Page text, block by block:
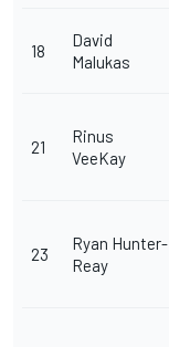
18
David
Malukas
21
Rinus
VeeKay
23
Ryan Hunter-
Reay